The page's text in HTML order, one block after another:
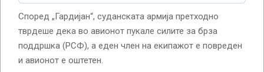
Според „Гардијан“, суданската армија претходно
тврдеше дека во авионот пукале силите за брза
поддршка (РСФ), а еден член на екипажот е повреден
и авионот е оштетен.